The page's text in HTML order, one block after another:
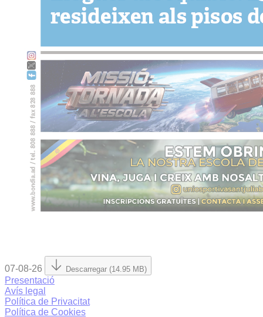
07-08-26 Descarregar (14.95 MB)
Presentació
Avís legal
Política de Privacitat
Política de Cookies